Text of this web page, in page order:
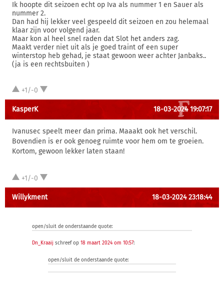
Ik hoopte dit seizoen echt op Iva als nummer 1 en Sauer als
nummer 2.
Dan had hij lekker veel gespeeld dit seizoen en zou helemaal
klaar zijn voor volgend jaar.
Maar kon al heel snel raden dat Slot het anders zag.
Maakt verder niet uit als je goed traint of een super
winterstop heb gehad, je staat gewoon weer achter Janbaks..
(ja is een rechtsbuiten )
+1/-0
KasperK 18-03-2024 19:07:17
Ivanusec speelt meer dan prima. Maaakt ook het verschil.
Bovendien is er ook genoeg ruimte voor hem om te groeien.
Kortom, gewoon lekker laten staan!
+1/-0
Willykment 18-03-2024 23:18:44
open/sluit de onderstaande quote:
Dn_Kraaij schreef op 18 maart 2024 om 10:57:
open/sluit de onderstaande quote: